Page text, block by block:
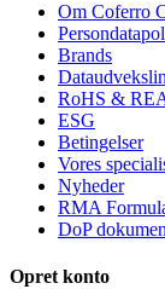
Om Coferro
Brands
RoHS &
ESG
Betingelser
Vores
Nyheder
RMA
DoP
Opret konto